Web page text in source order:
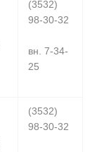
(3532)
98-30-32
вн. 7-34-
25
(3532)
98-30-32